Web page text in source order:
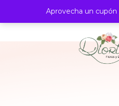
Aprovecha un